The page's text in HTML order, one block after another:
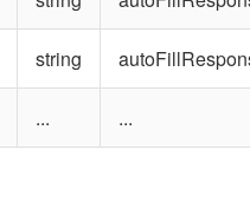
string
... ...